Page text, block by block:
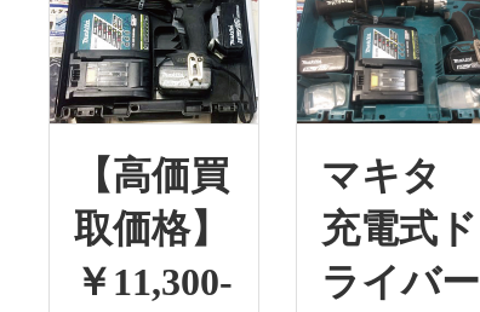
【高価買
取価格】
￥11,300-
マキタ
充電式ド
ライバー